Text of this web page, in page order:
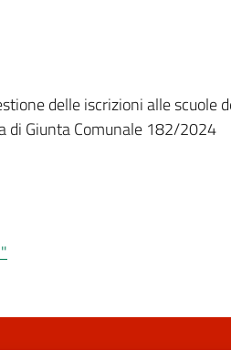
delle iscrizioni alle scuole
Giunta Comunale 182/2024